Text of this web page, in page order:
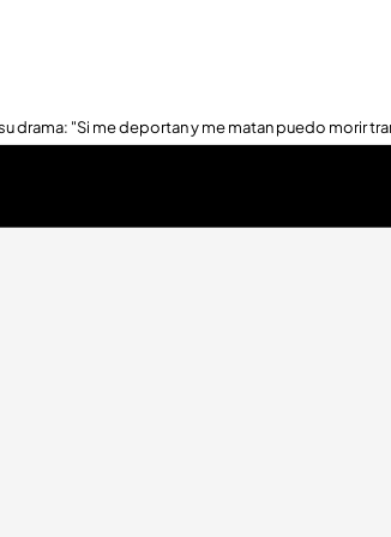
drama: "Si me deportan y me matan puedo morir